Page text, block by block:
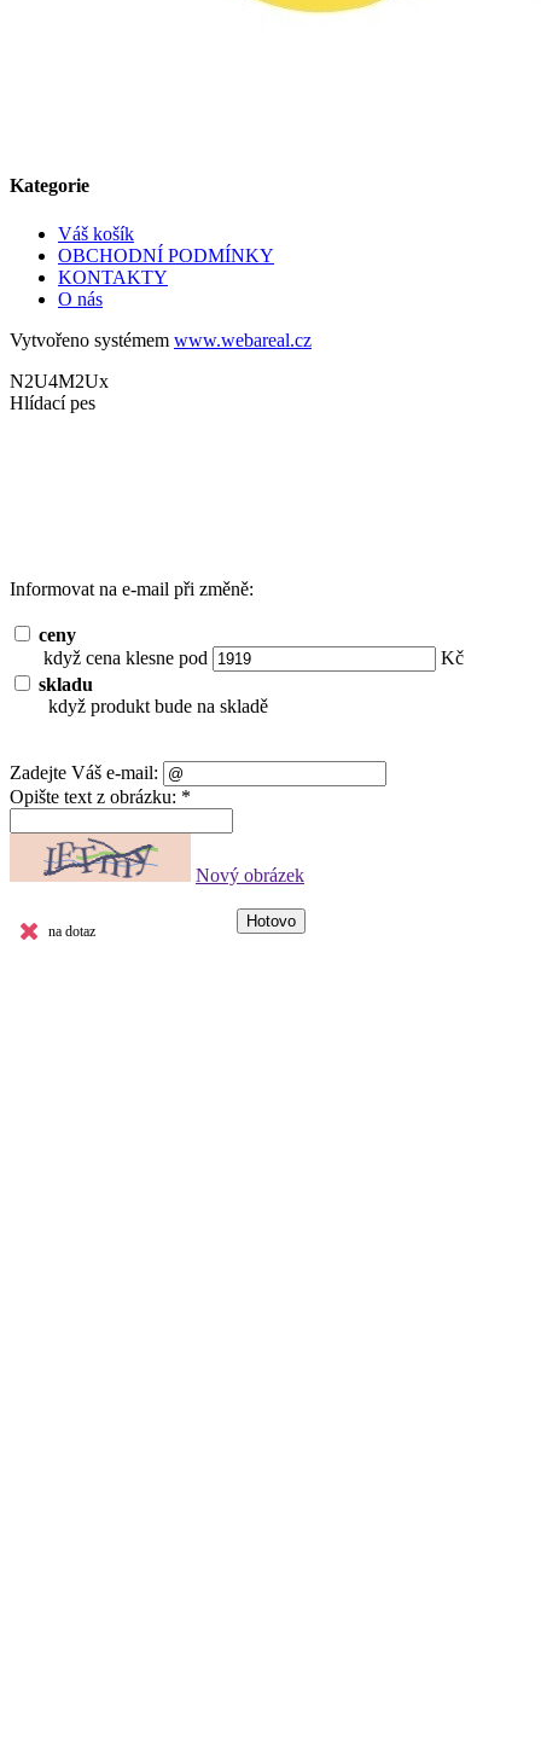
na dotaz
Kategorie
Váš košík
OBCHODNÍ PODMÍNKY
KONTAKTY
O nás
Vytvořeno systémem www.webareal.cz
N2U4M2Ux
Hlídací pes
Informovat na e-mail při změně:
ceny
když cena klesne pod
Kč
skladu
když produkt bude na skladě
Zadejte Váš e-mail:
Opište text z obrázku: *
Nový obrázek